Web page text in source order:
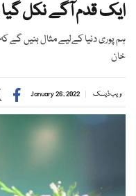
ایک قدم آگے نکل
ہم پوری دنیا کےلیے مثال بنیں گے
خان
ویب ڈیسک January 26, 2022